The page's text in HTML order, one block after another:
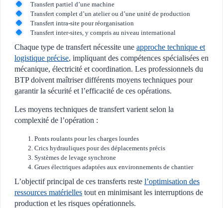
Transfert partiel d’une machine
Transfert complet d’un atelier ou d’une unité de production
Transfert intra-site pour réorganisation
Transfert inter-sites, y compris au niveau international
Chaque type de transfert nécessite une approche technique et
logistique précise, impliquant des compétences spécialisées en
mécanique, électricité et coordination. Les professionnels du
BTP doivent maîtriser différents moyens techniques pour
garantir la sécurité et l’efficacité de ces opérations.
Les moyens techniques de transfert varient selon la
complexité de l’opération :
Ponts roulants pour les charges lourdes
Crics hydrauliques pour des déplacements précis
Systèmes de levage synchrone
Grues électriques adaptées aux environnements de chantier
L’objectif principal de ces transferts reste l’optimisation des
ressources matérielles tout en minimisant les interruptions de
production et les risques opérationnels.